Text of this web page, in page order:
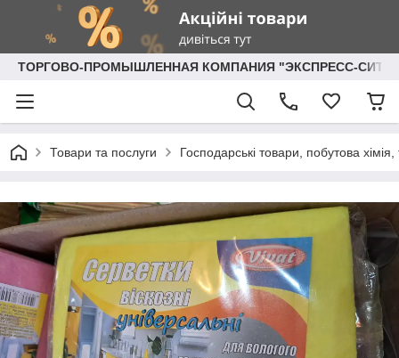
ТОРГОВО-ПРОМЫШЛЕННАЯ КОМПАНИЯ "ЭКСПРЕСС-СИТИ"
Товари та послуги Господарські товари, побутова